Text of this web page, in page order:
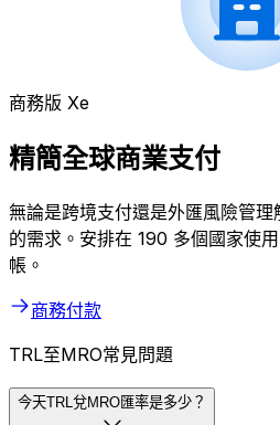
商務版 Xe
精簡全球商業支付
無論是跨境支付還是外匯風險管
的需求。安排在 190 多個國家使
帳。
商務付款
TRL至MRO常見問題
今天TRL兌MRO匯率是多少？